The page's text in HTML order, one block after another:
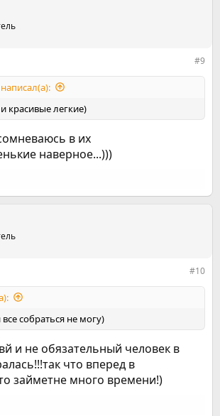
#9
красивые легкие)
в их
наверное...)))
#10
собраться не могу)
и не обязательный человек в
что вперед в
займетне много времени!)